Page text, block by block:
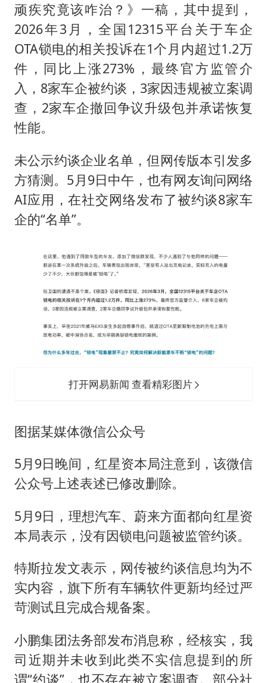
顽疾究竟该咋治？》一稿，其中提到，
2026年3月，全国12315平台关于车企
OTA锁电的相关投诉在1个月内超过1.2万
件，同比上涨273%，最终官方监管介
入，8家车企被约谈，3家因违规被立案调
查，2家车企撤回争议升级包并承诺恢复
性能。
未公示约谈企业名单，但网传版本引发多
方猜测。5月9日中午，也有网友询问网络
AI应用，在社交网络发布了被约谈8家车
企的“名单”。
打开网易新闻 查看精彩图片
图据某媒体微信公众号
5月9日晚间，红星资本局注意到，该微信
公众号上述表述已修改删除。
5月9日，理想汽车、蔚来方面都向红星资
本局表示，没有因锁电问题被监管约谈。
特斯拉发文表示，网传被约谈信息均为不
实内容，旗下所有车辆软件更新均经过严
苛测试且完成合规备案。
小鹏集团法务部发布消息称，经核实，我
司近期并未收到此类不实信息提到的所
谓“约谈”，也不存在被立案调查。部分社